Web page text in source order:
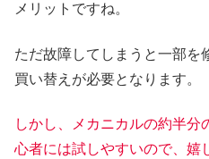
メリットですね。
ただ故障してしまうと一部を
買い替えが必要となります。
しかし、メカニカルの約半分
心者には試しやすいので、嬉